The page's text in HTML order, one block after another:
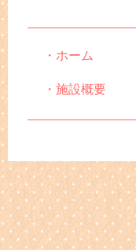
・ホーム
・施設概要